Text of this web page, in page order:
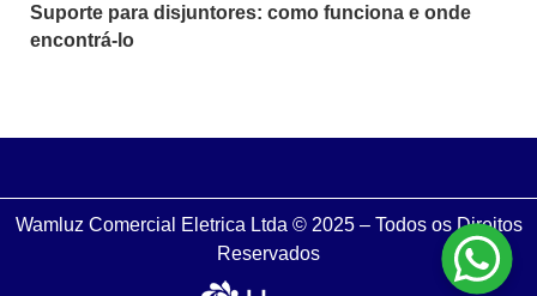
Suporte para disjuntores: como funciona e onde
encontrá-lo
Wamluz Comercial Eletrica Ltda © 2025 – Todos os Direitos
Reservados